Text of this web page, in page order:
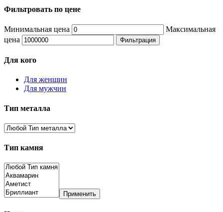
Фильтровать по цене
Минимальная цена
Максимальная
цена
Фильтрация
Для кого
Для женщин
Для мужчин
Тип металла
Тип камня
Применить